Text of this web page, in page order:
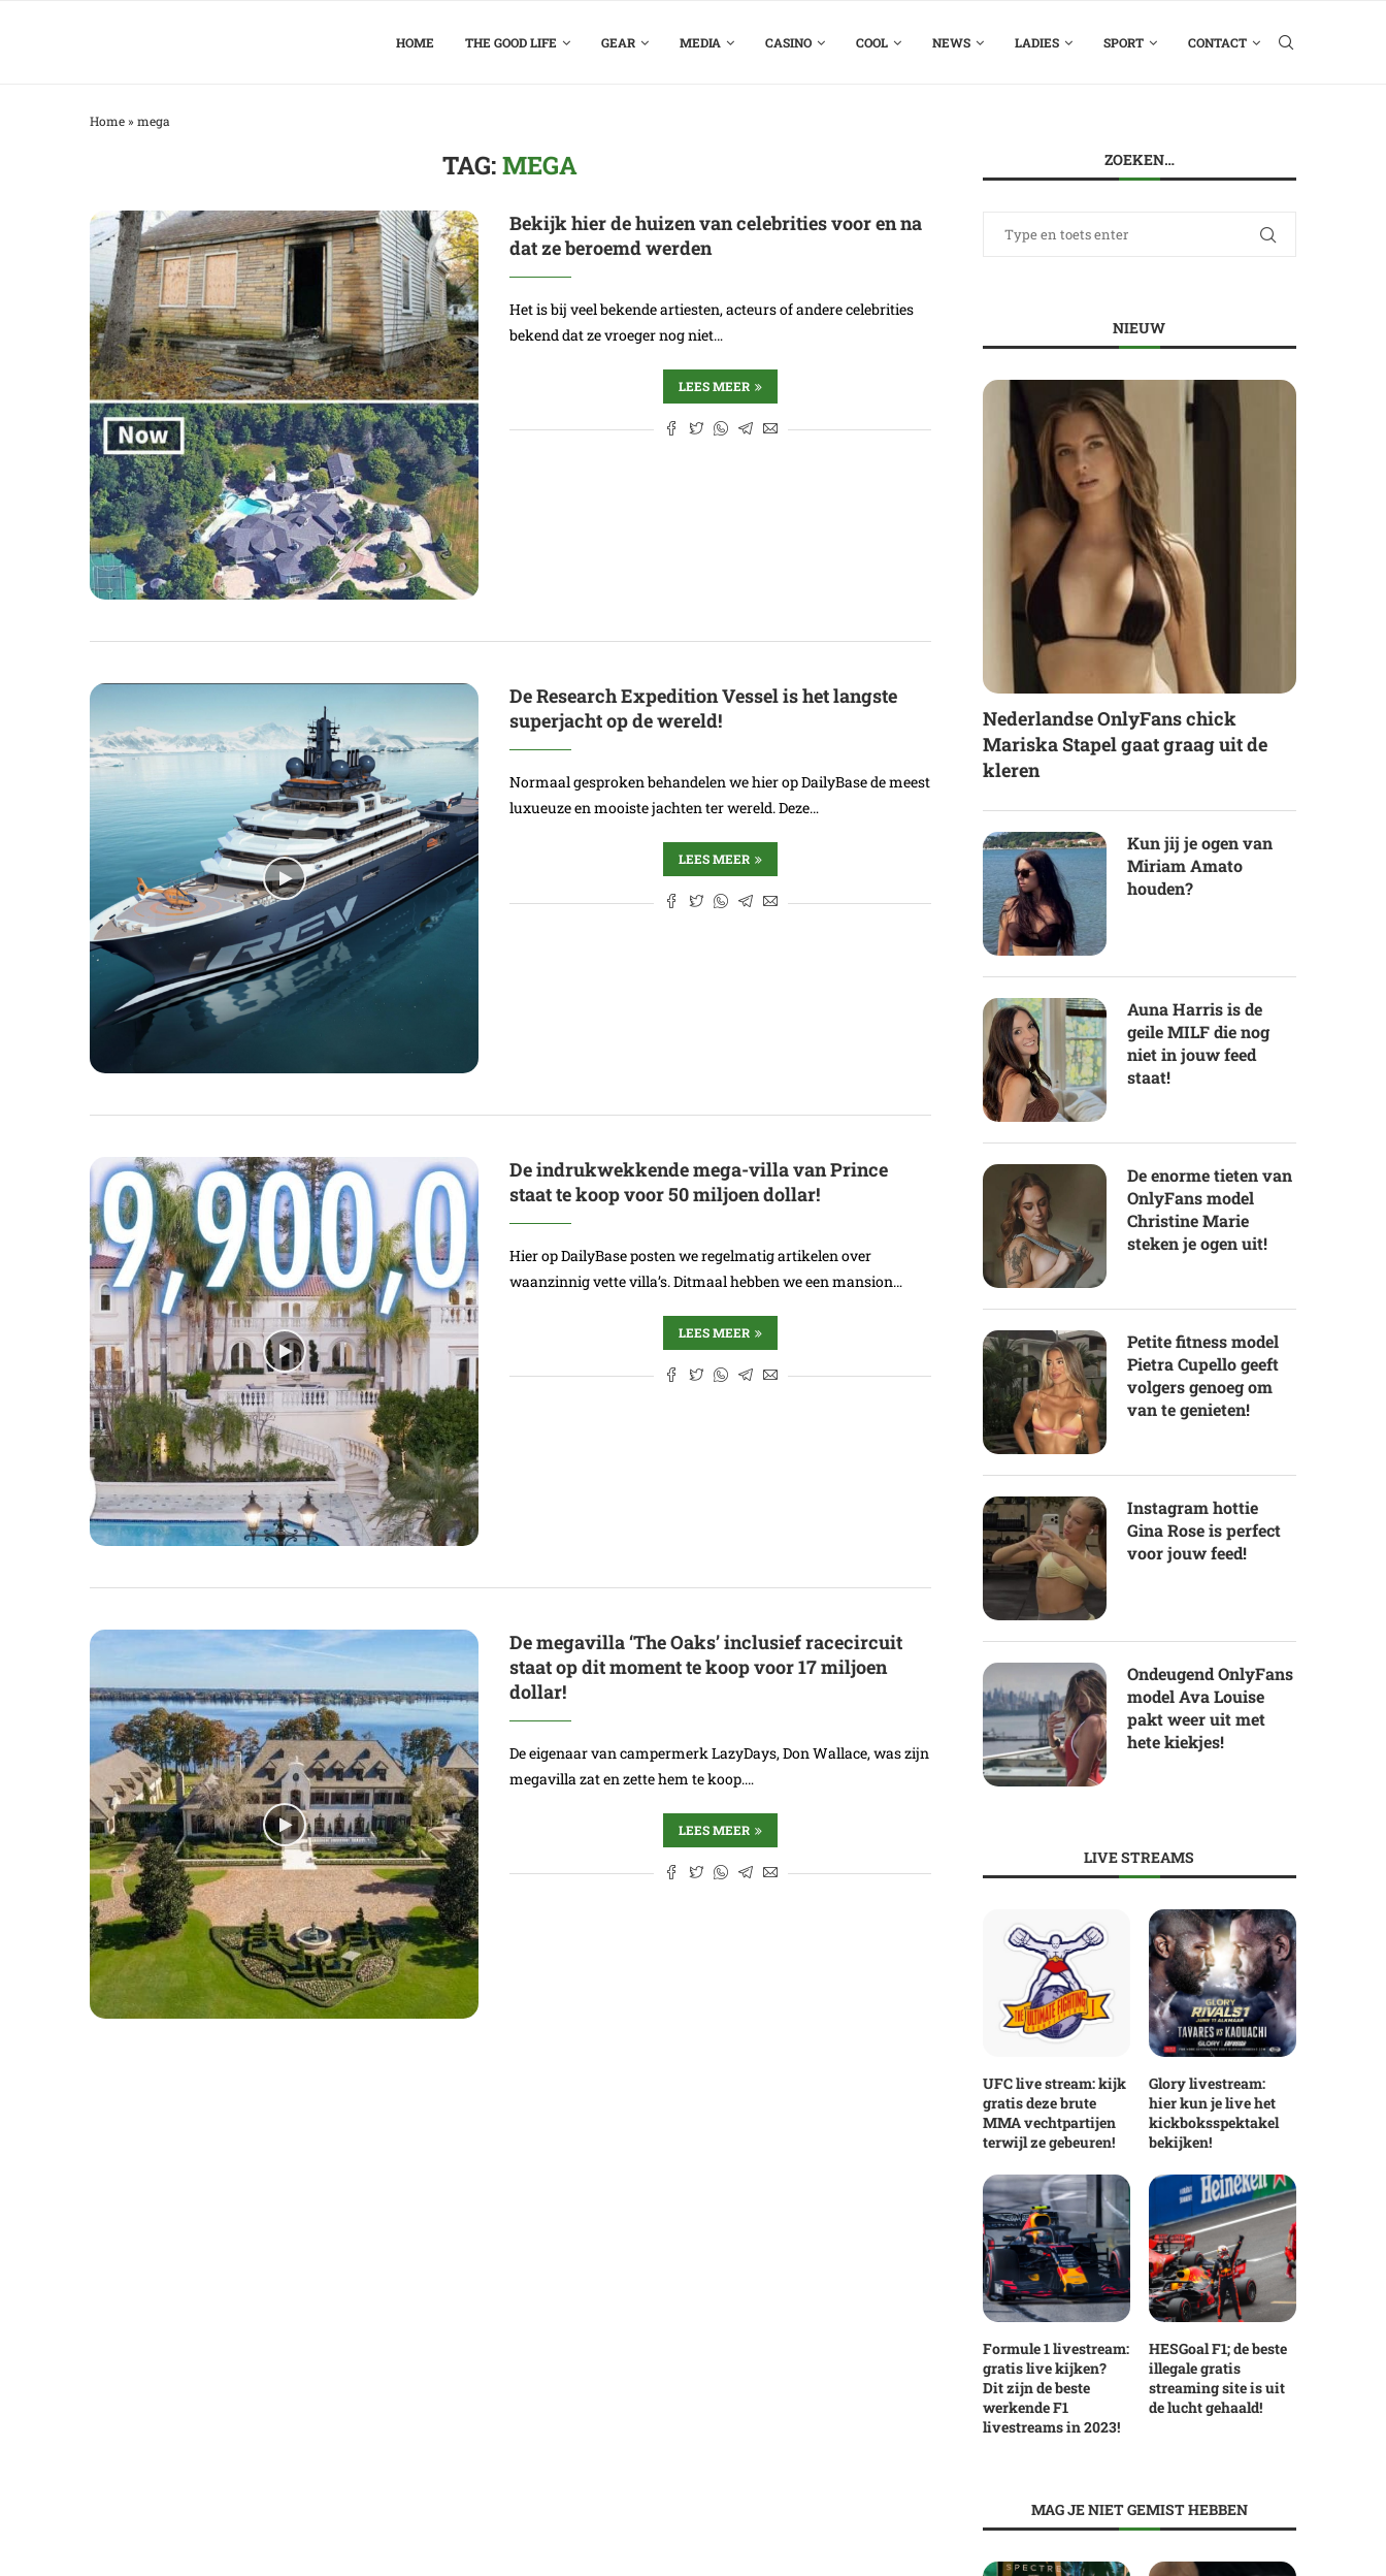
HOME THE GOOD LIFE GEAR MEDIA CASINO COOL NEWS LADIES SPORT CONTACT
Home» mega
TAG:MEGA
Bekijk hier de huizen van celebrities voor en na
dat ze beroemd werden
Het is bij veel bekende artiesten, acteurs of andere celebrities
bekend dat ze vroeger nog niet…
LEES MEER
De Research Expedition Vessel is het langste
superjacht op de wereld!
Normaal gesproken behandelen we hier op DailyBase de meest
luxueuze en mooiste jachten ter wereld. Deze…
LEES MEER
De indrukwekkende mega-villa van Prince
staat te koop voor 50 miljoen dollar!
Hier op DailyBase posten we regelmatig artikelen over
waanzinnig vette villa’s. Ditmaal hebben we een mansion…
LEES MEER
De megavilla ‘The Oaks’ inclusief racecircuit
staat op dit moment te koop voor 17 miljoen
dollar!
De eigenaar van campermerk LazyDays, Don Wallace, was zijn
megavilla zat en zette hem te koop.…
LEES MEER
ZOEKEN…
NIEUW
Nederlandse OnlyFans chick
Mariska Stapel gaat graag uit de
kleren
Kun jij je ogen van
Miriam Amato
houden?
Auna Harris is de
geile MILF die nog
niet in jouw feed
staat!
De enorme tieten van
OnlyFans model
Christine Marie
steken je ogen uit!
Petite fitness model
Pietra Cupello geeft
volgers genoeg om
van te genieten!
Instagram hottie
Gina Rose is perfect
voor jouw feed!
Ondeugend OnlyFans
model Ava Louise
pakt weer uit met
hete kiekjes!
LIVE STREAMS
UFC live stream: kijk
gratis deze brute
MMA vechtpartijen
terwijl ze gebeuren!
Glory livestream:
hier kun je live het
kickboksspektakel
bekijken!
Formule 1 livestream:
gratis live kijken?
Dit zijn de beste
werkende F1
livestreams in 2023!
HESGoal F1; de beste
illegale gratis
streaming site is uit
de lucht gehaald!
MAG JE NIET GEMIST HEBBEN